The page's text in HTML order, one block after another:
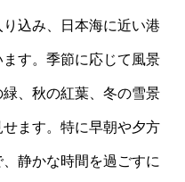
込み、日本海に近い港
す。季節に応じて風景
、秋の紅葉、冬の雪景
ます。特に早朝や夕方
静かな時間を過ごすに